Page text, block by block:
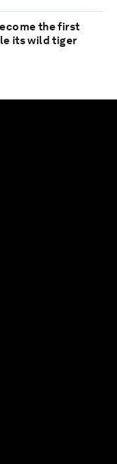
the first
its wild tiger